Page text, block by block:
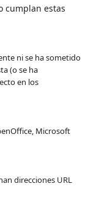
cumplan estas
ni se ha sometido
(o se ha
en los
Microsoft
direcciones URL